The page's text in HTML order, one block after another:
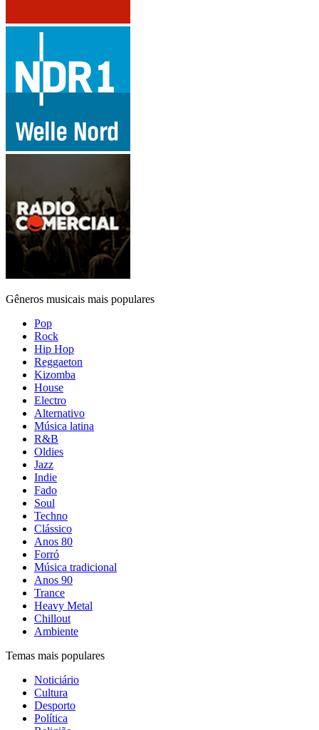
Gêneros musicais mais populares
Pop
Rock
Hip Hop
Reggaeton
Kizomba
House
Electro
Alternativo
Música latina
R&B
Oldies
Jazz
Indie
Fado
Soul
Techno
Clássico
Anos 80
Forró
Música tradicional
Anos 90
Trance
Heavy Metal
Chillout
Ambiente
Temas mais populares
Noticiário
Cultura
Desporto
Política